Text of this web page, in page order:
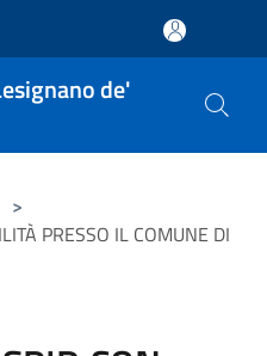
de'
>
PRESSO IL COMUNE DI